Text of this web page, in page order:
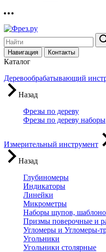
Навигация Контакты
Каталог
Деревообрабатывающий
Назад
Фрезы по дереву
Фрезы по дереву наборы
Измерительный инструмент
Назад
Глубиномеры
Индикаторы
Линейки
Микрометры
Наборы щупов,
Призмы поверочные и
Угломеры и Угломеры-
Угольники
Угольники столярные